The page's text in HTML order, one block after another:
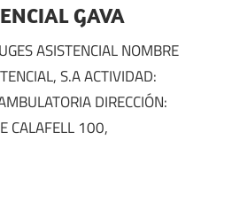
GAVA
ASISTENCIAL NOMBRE
S.A ACTIVIDAD:
DIRECCIÓN:
CALAFELL 100,